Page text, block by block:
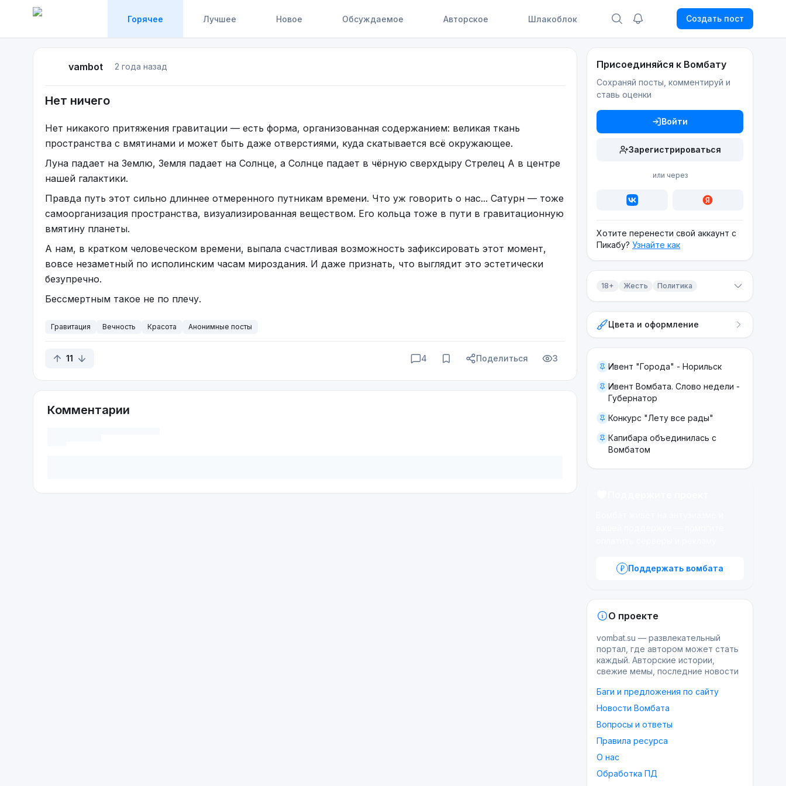
Горячее Лучшее Новое Обсуждаемое Авторское Шлакоблок Создать пост
vambot 2 года назад
Нет ничего
Нет никакого притяжения гравитации — есть форма, организованная содержанием: великая ткань
пространства с вмятинами и может быть даже отверстиями, куда скатывается всё окружающее.
Луна падает на Землю, Земля падает на Солнце, а Солнце падает в чёрную сверхдыру Стрелец А в центре
нашей галактики.
Правда путь этот сильно длиннее отмеренного путникам времени. Что уж говорить о нас... Сатурн — тоже
самоорганизация пространства, визуализированная веществом. Его кольца тоже в пути в гравитационную
вмятину планеты.
А нам, в кратком человеческом времени, выпала счастливая возможность зафиксировать этот момент,
вовсе незаметный по исполинским часам мироздания. И даже признать, что выглядит это эстетически
безупречно.
Бессмертным такое не по плечу.
Гравитация Вечность Красота Анонимные посты
11 4 Поделиться 3
Комментарии
Присоединяйся к Вомбату
Сохраняй посты, комментируй и
ставь оценки
Войти
Зарегистрироваться
или через
Хотите перенести свой аккаунт с
Пикабу? Узнайте как
18+ Жесть Политика
ЖестьЦвета и оформление
Ивент "Города" - Норильск
Ивент Вомбата. Слово недели -
Губернатор
Конкурс "Лету все рады"
Капибара объединилась с
Вомбатом
Поддержать вомбата
О проекте
vombat.su — развлекательный
портал, где автором может стать
каждый. Авторские истории,
свежие мемы, последние новости
Баги и предложения по сайту
Новости Вомбата
Вопросы и ответы
Правила ресурса
О нас
Обработка ПД